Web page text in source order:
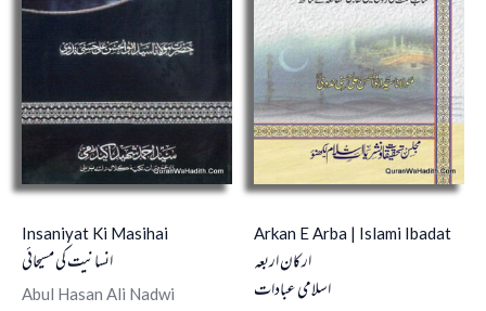
Insaniyat Ki Masihai
انسانيت كى مسيحائى
Abul Hasan Ali Nadwi
Arkan E Arba | Islami Ibadat
ارکان اربعہ
اسلامی عبادات